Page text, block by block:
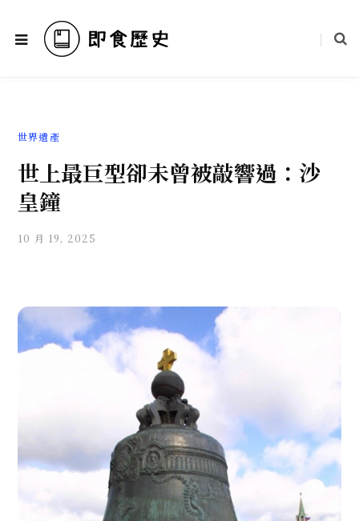
世界遺產
世上最巨型卻未曾被敲響過：沙
皇鐘
10 月 19, 2025